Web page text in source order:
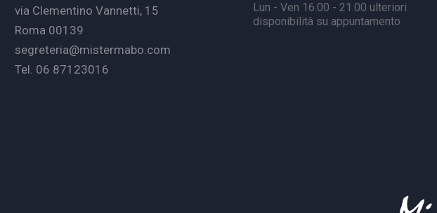
via Clementino Vannetti, 15
Roma 00139
segreteria@mistermabo.com
Tel. 06 87123016
Lun - Ven 16.00 - 21.00 ulteriori
disponibilità su appuntamento